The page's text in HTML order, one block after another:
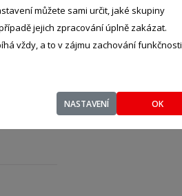
můžete sami určit, jaké skupiny
jejich zpracování úplně zakázat.
vždy, a to v zájmu zachování funkčnosti
NASTAVENÍ OK